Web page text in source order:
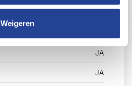
Weigeren
JA
JA